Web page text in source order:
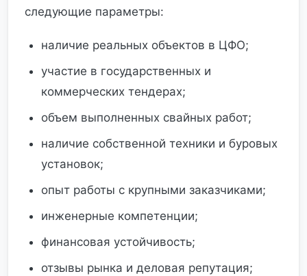
следующие параметры:
наличие реальных объектов в ЦФО;
участие в государственных и
коммерческих тендерах;
объем выполненных свайных работ;
наличие собственной техники и буровых
установок;
опыт работы с крупными заказчиками;
инженерные компетенции;
финансовая устойчивость;
отзывы рынка и деловая репутация;